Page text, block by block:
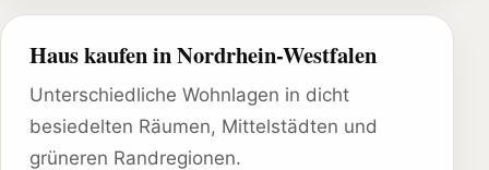
Haus kaufen in Nordrhein-Westfalen
Unterschiedliche Wohnlagen in dicht
besiedelten Räumen, Mittelstädten und
grüneren Randregionen.